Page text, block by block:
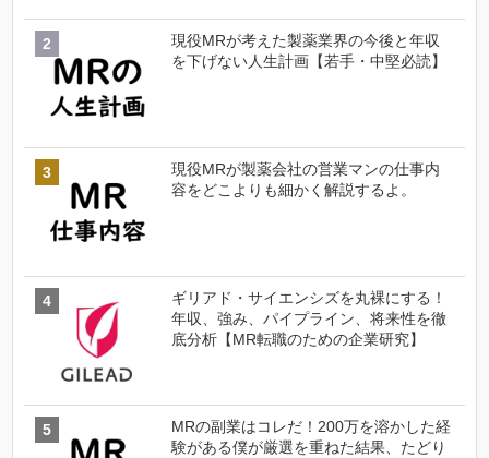
現役MRが考えた製薬業界の今後と年収
を下げない人生計画【若手・中堅必読】
現役MRが製薬会社の営業マンの仕事内
容をどこよりも細かく解説するよ。
ギリアド・サイエンシズを丸裸にする！
年収、強み、パイプライン、将来性を徹
底分析【MR転職のための企業研究】
MRの副業はコレだ！200万を溶かした経
験がある僕が厳選を重ねた結果、たどり